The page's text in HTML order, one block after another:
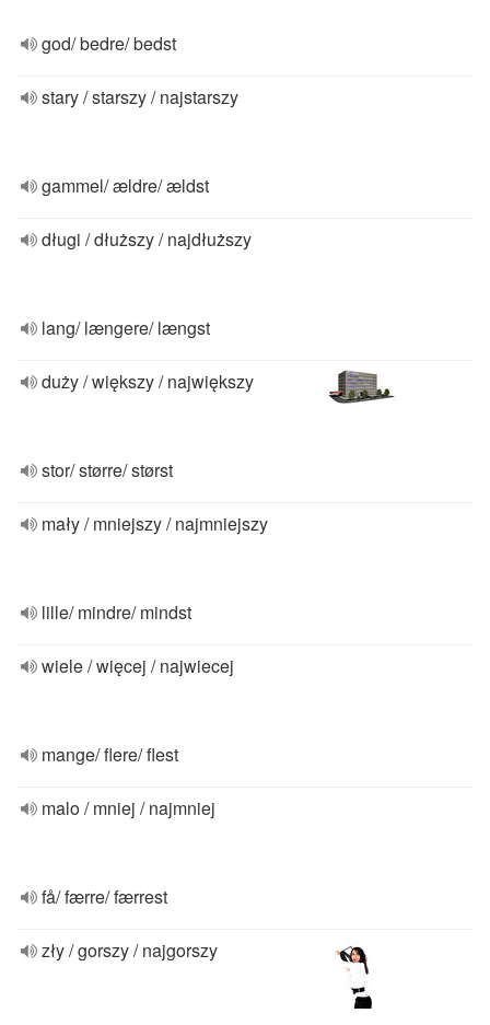
god/ bedre/ bedst
stary / starszy / najstarszy
gammel/ ældre/ ældst
długi / dłuższy / najdłuższy
lang/ længere/ længst
duży / większy / największy
stor/ større/ størst
mały / mniejszy / najmniejszy
lille/ mindre/ mindst
wiele / więcej / najwiecej
mange/ flere/ flest
malo / mniej / najmniej
få/ færre/ færrest
zły / gorszy / najgorszy